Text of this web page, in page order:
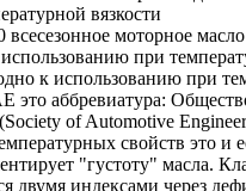
вязкости
всесезонное моторное
при
к использованию при
это аббревиатура:
of Automotive
свойств это и
"густоту" масла.
двумя индексами через